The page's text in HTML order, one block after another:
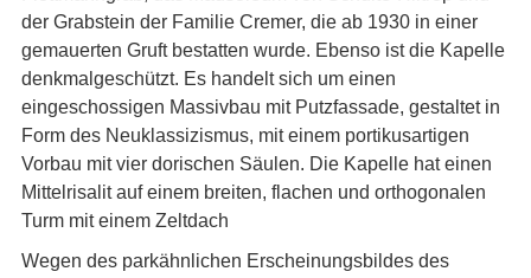
der Grabstein der Familie Cremer, die ab 1930 in einer
gemauerten Gruft bestatten wurde. Ebenso ist die Kapelle
denkmalgeschützt. Es handelt sich um einen
eingeschossigen Massivbau mit Putzfassade, gestaltet in
Form des Neuklassizismus, mit einem portikusartigen
Vorbau mit vier dorischen Säulen. Die Kapelle hat einen
Mittelrisalit auf einem breiten, flachen und orthogonalen
Turm mit einem Zeltdach
Wegen des parkähnlichen Erscheinungsbildes des